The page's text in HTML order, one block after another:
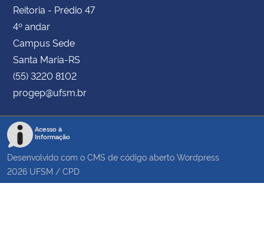
Reitoria - Prédio 47
4º andar
Campus Sede
Santa Maria-RS
(55) 3220 8102
progep@ufsm.br
Acesso à
Informação
Desenvolvido com o CMS de código aberto Wordpress
2026 UFSM / CPD